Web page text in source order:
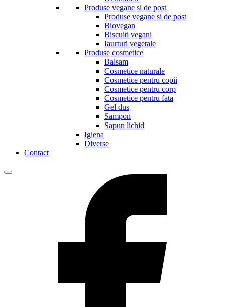
Produse vegane si de post
Produse vegane si de post
Biovegan
Biscuiti vegani
Iaurturi vegetale
Produse cosmetice
Balsam
Cosmetice naturale
Cosmetice pentru copii
Cosmetice pentru corp
Cosmetice pentru fata
Gel dus
Sampon
Sapun lichid
Igiena
Diverse
Contact